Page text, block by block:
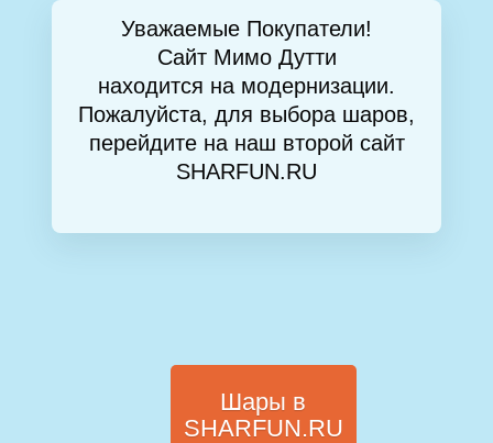
Уважаемые Покупатели!
Сайт Мимо Дутти
находится на модернизации.
Пожалуйста, для выбора шаров,
перейдите на наш второй сайт
SHARFUN.RU
Шары в
SHARFUN.RU